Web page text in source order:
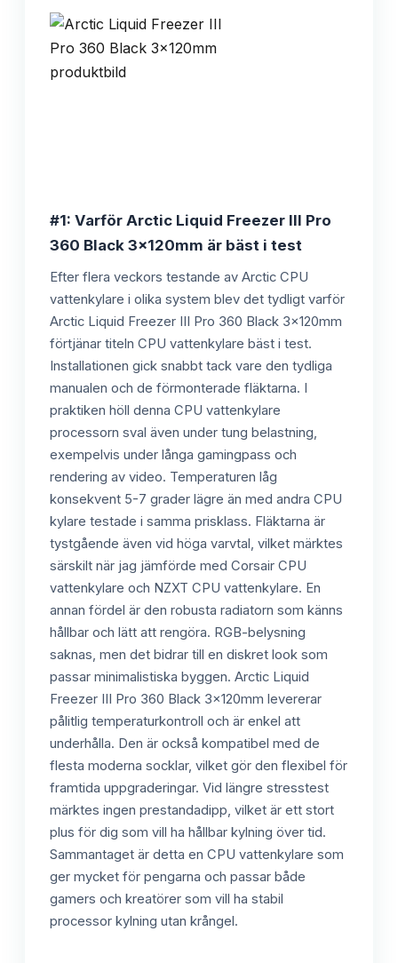
#1: Varför Arctic Liquid Freezer III Pro
360 Black 3x120mm är bäst i test
Efter flera veckors testande av Arctic CPU
vattenkylare i olika system blev det tydligt varför
Arctic Liquid Freezer III Pro 360 Black 3x120mm
förtjänar titeln CPU vattenkylare bäst i test.
Installationen gick snabbt tack vare den tydliga
manualen och de förmonterade fläktarna. I
praktiken höll denna CPU vattenkylare
processorn sval även under tung belastning,
exempelvis under långa gamingpass och
rendering av video. Temperaturen låg
konsekvent 5-7 grader lägre än med andra CPU
kylare testade i samma prisklass. Fläktarna är
tystgående även vid höga varvtal, vilket märktes
särskilt när jag jämförde med Corsair CPU
vattenkylare och NZXT CPU vattenkylare. En
annan fördel är den robusta radiatorn som känns
hållbar och lätt att rengöra. RGB-belysning
saknas, men det bidrar till en diskret look som
passar minimalistiska byggen. Arctic Liquid
Freezer III Pro 360 Black 3x120mm levererar
pålitlig temperaturkontroll och är enkel att
underhålla. Den är också kompatibel med de
flesta moderna socklar, vilket gör den flexibel för
framtida uppgraderingar. Vid längre stresstest
märktes ingen prestandadipp, vilket är ett stort
plus för dig som vill ha hållbar kylning över tid.
Sammantaget är detta en CPU vattenkylare som
ger mycket för pengarna och passar både
gamers och kreatörer som vill ha stabil
processor kylning utan krångel.